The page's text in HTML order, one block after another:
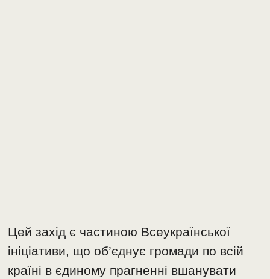
Цей захід є частиною Всеукраїнської
ініціативи, що об’єднує громади по всій
країні в єдиному прагненні вшанувати